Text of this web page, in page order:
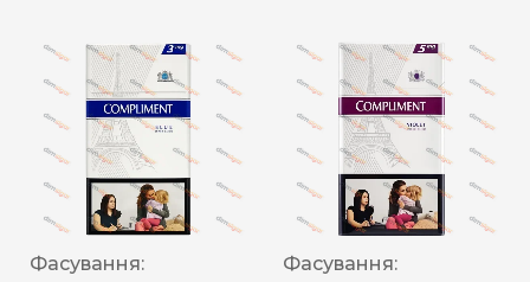
Фасування:
Фасування: